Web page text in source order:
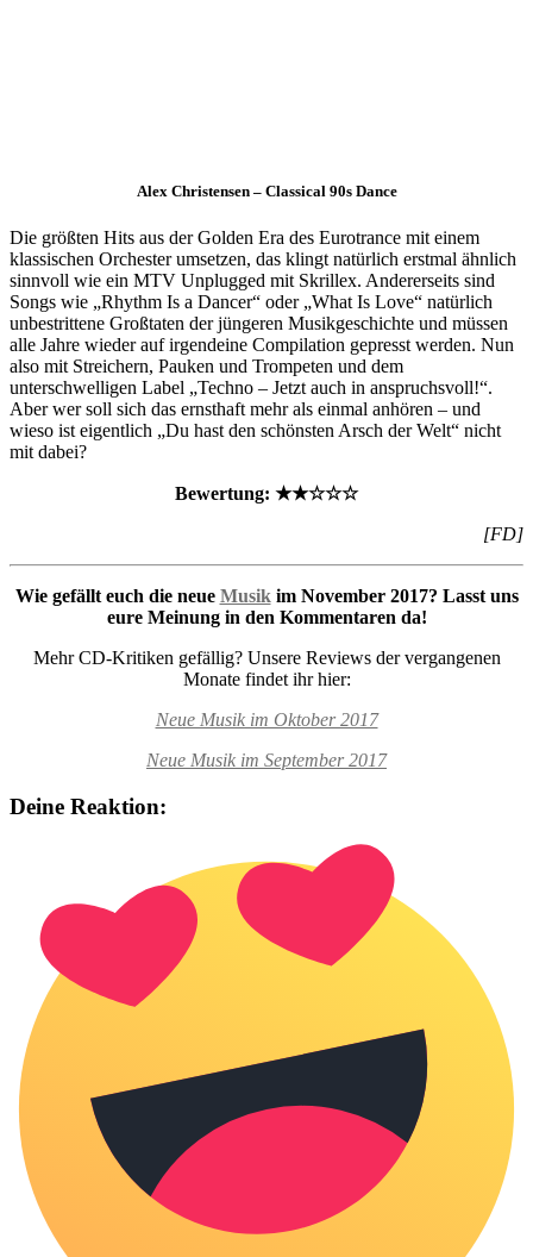
Alex Christensen – Classical 90s Dance
Die größten Hits aus der Golden Era des Eurotrance mit einem
klassischen Orchester umsetzen, das klingt natürlich erstmal ähnlich
sinnvoll wie ein MTV Unplugged mit Skrillex. Andererseits sind
Songs wie „Rhythm Is a Dancer“ oder „What Is Love“ natürlich
unbestrittene Großtaten der jüngeren Musikgeschichte und müssen
alle Jahre wieder auf irgendeine Compilation gepresst werden. Nun
also mit Streichern, Pauken und Trompeten und dem
unterschwelligen Label „Techno – Jetzt auch in anspruchsvoll!“.
Aber wer soll sich das ernsthaft mehr als einmal anhören – und
wieso ist eigentlich „Du hast den schönsten Arsch der Welt“ nicht
mit dabei?
Bewertung: ★★☆☆☆
[FD]
Wie gefällt euch die neue Musikim November 2017? Lasst uns
eure Meinung in den Kommentaren da!
Mehr CD-Kritiken gefällig? Unsere Reviews der vergangenen
Monate findet ihr hier:
Neue Musik im Oktober 2017
Neue Musik im September 2017
Deine Reaktion: